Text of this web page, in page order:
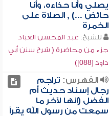
يصلي وأنا حذاءه، وأنا
حائض ...) , الصلاة على
الخمرة
للشيخ: عبد المحسن العباد
جزء من محاضرة ( شرح سنن أبي
داود [088])
الفهرس: تراجم
رجال إسناد حديث أم
الفضل (إنها لآخر ما
سمعت من رسول الله يقرأ